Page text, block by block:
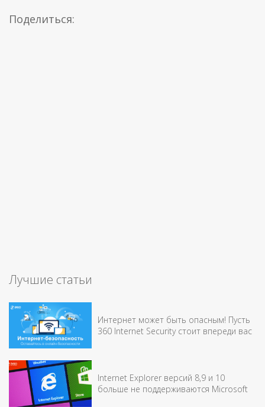
Поделиться:
Лучшие статьи
Интернет может быть опасным! Пусть
360 Internet Security стоит впереди вас
Internet Explorer версий 8,9 и 10
больше не поддерживаются Microsoft